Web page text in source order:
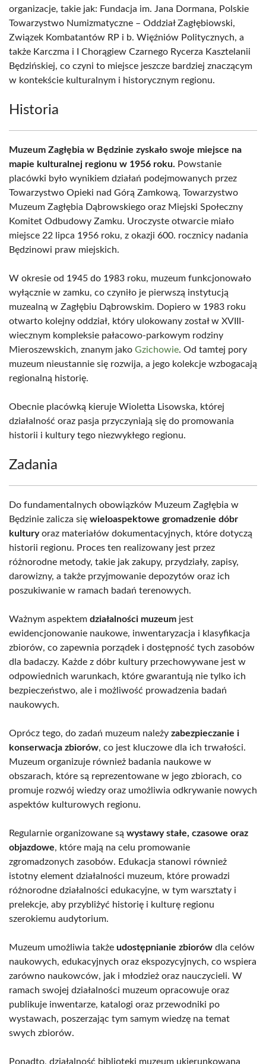
organizacje, takie jak: Fundacja im. Jana Dormana, Polskie
Towarzystwo Numizmatyczne – Oddział Zagłębiowski,
Związek Kombatantów RP i b. Więźniów Politycznych, a
także Karczma i I Chorągiew Czarnego Rycerza Kasztelanii
Będzińskiej, co czyni to miejsce jeszcze bardziej znaczącym
w kontekście kulturalnym i historycznym regionu.
Historia
Muzeum Zagłębia w Będzinie zyskało swoje miejsce na
mapie kulturalnej regionu w 1956 roku. Powstanie
placówki było wynikiem działań podejmowanych przez
Towarzystwo Opieki nad Górą Zamkową, Towarzystwo
Muzeum Zagłębia Dąbrowskiego oraz Miejski Społeczny
Komitet Odbudowy Zamku. Uroczyste otwarcie miało
miejsce 22 lipca 1956 roku, z okazji 600. rocznicy nadania
Będzinowi praw miejskich.
W okresie od 1945 do 1983 roku, muzeum funkcjonowało
wyłącznie w zamku, co czyniło je pierwszą instytucją
muzealną w Zagłębiu Dąbrowskim. Dopiero w 1983 roku
otwarto kolejny oddział, który ulokowany został w XVIII-
wiecznym kompleksie pałacowo-parkowym rodziny
Mieroszewskich, znanym jako Gzichowie. Od tamtej pory
muzeum nieustannie się rozwija, a jego kolekcje wzbogacają
regionalną historię.
Obecnie placówką kieruje Wioletta Lisowska, której
działalność oraz pasja przyczyniają się do promowania
historii i kultury tego niezwykłego regionu.
Zadania
Do fundamentalnych obowiązków Muzeum Zagłębia w
Będzinie zalicza się wieloaspektowe gromadzenie dóbr
kulturyoraz materiałów dokumentacyjnych, które dotyczą
historii regionu. Proces ten realizowany jest przez
różnorodne metody, takie jak zakupy, przydziały, zapisy,
darowizny, a także przyjmowanie depozytów oraz ich
poszukiwanie w ramach badań terenowych.
Ważnym aspektem działalności muzeum jest
ewidencjonowanie naukowe, inwentaryzacja i klasyfikacja
zbiorów, co zapewnia porządek i dostępność tych zasobów
dla badaczy. Każde z dóbr kultury przechowywane jest w
odpowiednich warunkach, które gwarantują nie tylko ich
bezpieczeństwo, ale i możliwość prowadzenia badań
naukowych.
Oprócz tego, do zadań muzeum należy zabezpieczanie i
konserwacja zbiorów, co jest kluczowe dla ich trwałości.
Muzeum organizuje również badania naukowe w
obszarach, które są reprezentowane w jego zbiorach, co
promuje rozwój wiedzy oraz umożliwia odkrywanie nowych
aspektów kulturowych regionu.
Regularnie organizowane są wystawy stałe, czasowe oraz
objazdowe, które mają na celu promowanie
zgromadzonych zasobów. Edukacja stanowi również
istotny element działalności muzeum, które prowadzi
różnorodne działalności edukacyjne, w tym warsztaty i
prelekcje, aby przybliżyć historię i kulturę regionu
szerokiemu audytorium.
Muzeum umożliwia także udostępnianie zbiorów dla celów
naukowych, edukacyjnych oraz ekspozycyjnych, co wspiera
zarówno naukowców, jak i młodzież oraz nauczycieli. W
ramach swojej działalności muzeum opracowuje oraz
publikuje inwentarze, katalogi oraz przewodniki po
wystawach, poszerzając tym samym wiedzę na temat
swych zbiorów.
Ponadto, działalność biblioteki muzeum ukierunkowana